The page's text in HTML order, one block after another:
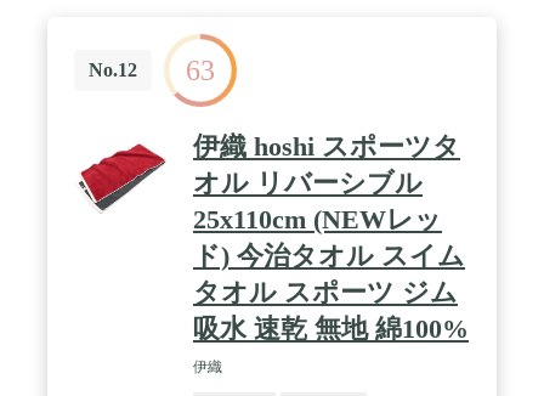
出張、温泉巡り、ジム用、宿泊、普段使いに作られ
ており、花火大会や花見のシート、ピクニック、飛
行機で保温毛布など色々方面で大活躍です。これか
らの季節のプールや海水浴、アウトドア、スポーツ
にもぴったり★ / ❤【肌に優しい】肌に優しく超低
摩擦なので、肌触りがふわふわです。肌を刺激しな
い、ほんとに気持ち良いタオルなので、敏感な赤ち
ゃんまでも適用します。 / ❤【長持ちでき】速乾タ
オルの高強度の性質で、綿素材のタオルより四倍の
長い寿命を持っている、何度も洗えて、強靭性を保
No.12 63
伊織 hoshi スポーツタ
オル リバーシブル
25x110cm (NEWレッ
ド) 今治タオル スイム
タオル スポーツ ジム
吸水 速乾 無地 綿100%
伊織